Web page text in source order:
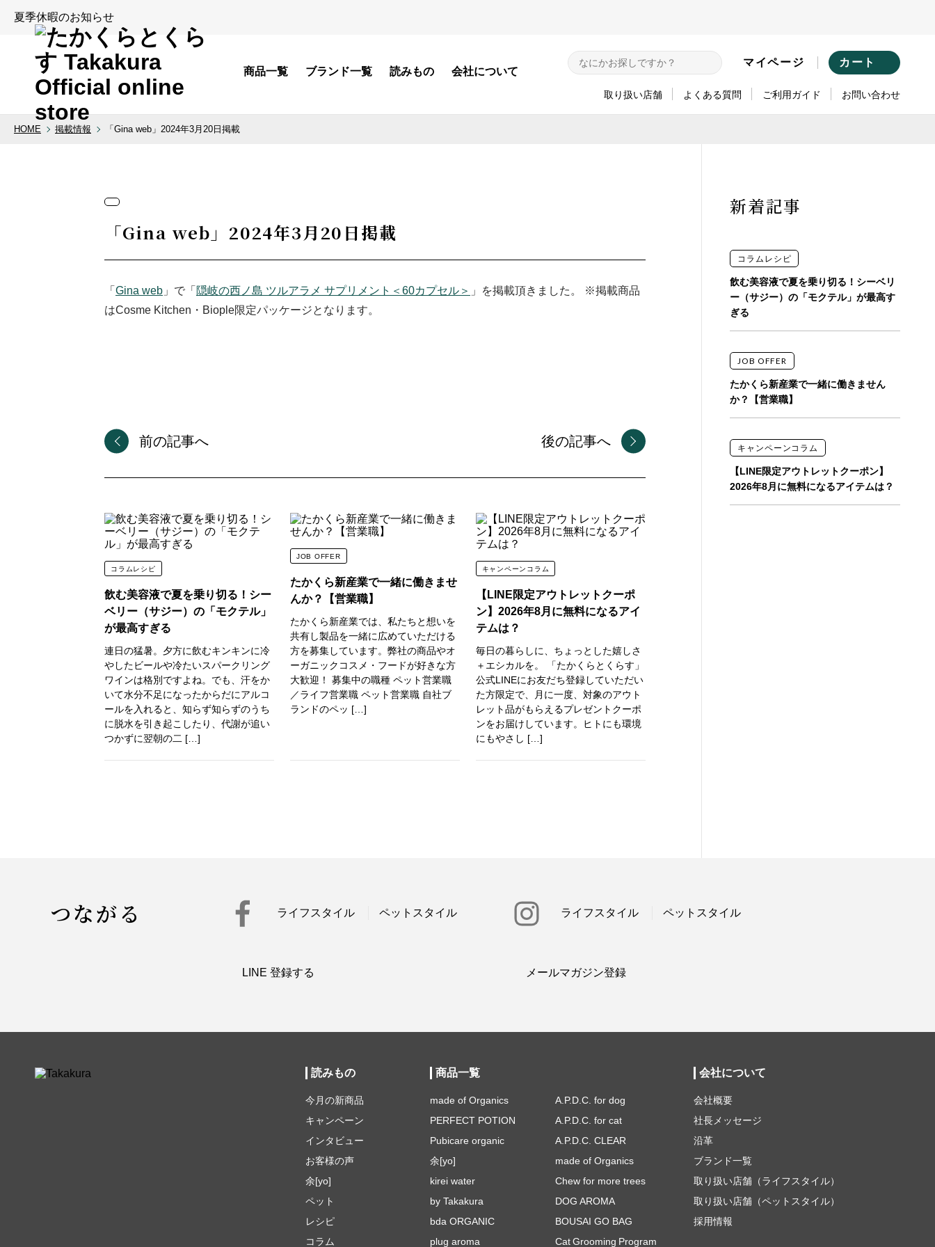
夏季休暇のお知らせ
商品一覧 ブランド一覧 読みもの 会社について
カテゴリから探す
セクシャル・アメニティ
デオドラント
アウトドア
余[yo]
kirei water
オーラルケア
除菌・消臭・お掃除
除菌・消臭・お掃除
ブランドから探す
A.P.D.C. CLEAR
made of Organics
BOUSAI GO BAG
Cat Grooming Program
マイページ カート
取り扱い店舗 よくある質問 ご利用ガイド お問い合わせ
HOME 掲載情報 「Gina web」2024年3月20日掲載
新着記事
コラムレシピ
飲む美容液で夏を乗り切る！シーベリ
ー（サジー）の「モクテル」が最高す
ぎる
JOB OFFER
たかくら新産業で一緒に働きません
か？【営業職】
キャンペーンコラム
【LINE限定アウトレットクーポン】
2026年8月に無料になるアイテムは？
「Gina web」2024年3月20日掲載
「 Gina web 」で「 隠岐の西ノ島 ツルアラメ サプリメント＜60カプセル＞ 」を掲載頂きました。 ※掲載商品
はCosme Kitchen・Biople限定パッケージとなります。
前の記事へ 後の記事へ
コラムレシピ
飲む美容液で夏を乗り切る！シー
ベリー（サジー）の「モクテル」
が最高すぎる
連日の猛暑。夕方に飲むキンキンに冷
やしたビールや冷たいスパークリング
ワインは格別ですよね。でも、汗をか
いて水分不足になったからだにアルコ
ールを入れると、知らず知らずのうち
に脱水を引き起こしたり、代謝が追い
つかずに翌朝の二 […]
JOB OFFER
たかくら新産業で一緒に働きませ
んか？【営業職】
たかくら新産業では、私たちと想いを
共有し製品を一緒に広めていただける
方を募集しています。弊社の商品やオ
ーガニックコスメ・フードが好きな方
大歓迎！ 募集中の職種 ペット営業職
／ライフ営業職 ペット営業職 自社ブ
ランドのペッ […]
キャンペーンコラム
【LINE限定アウトレットクーポ
ン】2026年8月に無料になるアイ
テムは？
毎日の暮らしに、ちょっとした嬉しさ
＋エシカルを。 「たかくらとくらす」
公式LINEにお友だち登録していただい
た方限定で、月に一度、対象のアウト
レット品がもらえるプレゼントクーポ
ンをお届けしています。ヒトにも環境
にもやさし […]
つながる ライフスタイル ペットスタイル ライフスタイル ペットスタイル
LINE 登録する メールマガジン登録
読みもの
今月の新商品
キャンペーン
インタビュー
お客様の声
余[yo]
ペット
レシピ
コラム
商品一覧
made of Organics
PERFECT POTION
Pubicare organic
余[yo]
kirei water
by Takakura
bda ORGANIC
plug aroma
A.P.D.C. for dog
A.P.D.C. for cat
A.P.D.C. CLEAR
made of Organics
Chew for more trees
DOG AROMA
BOUSAI GO BAG
Cat Grooming Program
会社について
会社概要
社長メッセージ
沿革
ブランド一覧
取り扱い店舗（ライフスタイル）
取り扱い店舗（ペットスタイル）
採用情報